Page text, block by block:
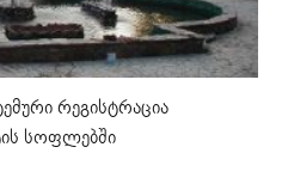
რეგისტრაცია
სოფლებში